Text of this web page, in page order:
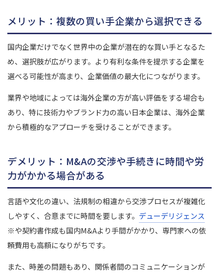
メリット：複数の買い手企業から選択できる
国内企業だけでなく世界中の企業が潜在的な買い手となるた
め、選択肢が広がります。 より有利な条件を提示する企業を
選べる可能性が高まり、企業価値の最大化につながります。
業界や地域によっては海外企業の方が高い評価をする場合も
あり、特に技術力やブランド力の高い日本企業は、海外企業
から積極的なアプローチを受けることができます。
デメリット：M&Aの交渉や手続きに時間や労
力がかかる場合がある
言語や文化の違い、法規制の相違から交渉プロセスが複雑化
しやすく、合意までに時間を要します。 デューデリジェンス
※や契約書作成も国内M&Aより手間がかかり、専門家への依
頼費用も高額になりがちです。
また、時差の問題もあり、関係者間のコミュニケーションが